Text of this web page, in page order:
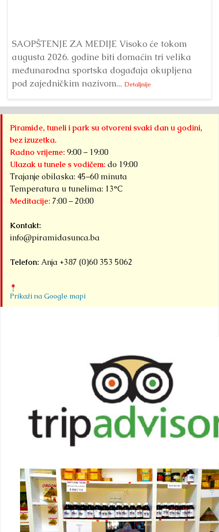
SAOPŠTENJE ZA MEDIJE Visoko će tokom
augusta 2026. godine biti domaćin tri velika
međunarodna sportska događaja okupljena
pod zajedničkim nazivom... Detaljnije
Piramide, tuneli i park su otvoreni svaki dan u godini,
bez izuzetka.
Radno vrijeme: 9:00 – 19:00
Ulazak u tunele s vodičem: do 19:00
Trajanje obilaska: 45–60 minuta
Temperatura u tunelima: 13°C
Meditacije: 7:00 – 20:00
Kontakt:
info@piramidasunca.ba
Telefon: Anja +387 (0)60 353 5062
Prikaži na Google mapi